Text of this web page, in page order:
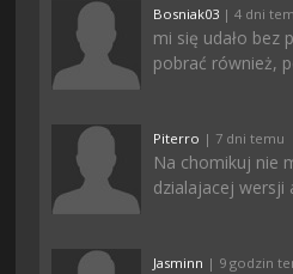
Bosniak03 | 4 dni
mi się udało bez
pobrać również,
Piterro | 7 dni temu
Na chomikuj nie
dzialajacej wersji
Jasminn | 9 godzin